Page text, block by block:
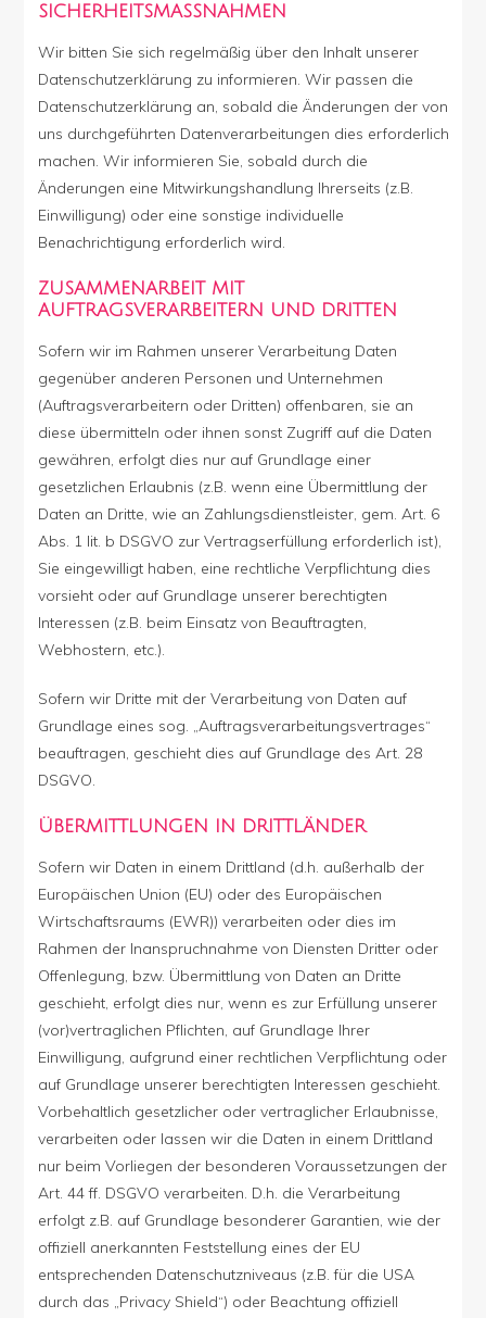
SICHERHEITSMASSNAHMEN
Wir bitten Sie sich regelmäßig über den Inhalt unserer
Datenschutzerklärung zu informieren. Wir passen die
Datenschutzerklärung an, sobald die Änderungen der von
uns durchgeführten Datenverarbeitungen dies erforderlich
machen. Wir informieren Sie, sobald durch die
Änderungen eine Mitwirkungshandlung Ihrerseits (z.B.
Einwilligung) oder eine sonstige individuelle
Benachrichtigung erforderlich wird.
ZUSAMMENARBEIT MIT
AUFTRAGSVERARBEITERN UND DRITTEN
Sofern wir im Rahmen unserer Verarbeitung Daten
gegenüber anderen Personen und Unternehmen
(Auftragsverarbeitern oder Dritten) offenbaren, sie an
diese übermitteln oder ihnen sonst Zugriff auf die Daten
gewähren, erfolgt dies nur auf Grundlage einer
gesetzlichen Erlaubnis (z.B. wenn eine Übermittlung der
Daten an Dritte, wie an Zahlungsdienstleister, gem. Art. 6
Abs. 1 lit. b DSGVO zur Vertragserfüllung erforderlich ist),
Sie eingewilligt haben, eine rechtliche Verpflichtung dies
vorsieht oder auf Grundlage unserer berechtigten
Interessen (z.B. beim Einsatz von Beauftragten,
Webhostern, etc.).
Sofern wir Dritte mit der Verarbeitung von Daten auf
Grundlage eines sog. „Auftragsverarbeitungsvertrages“
beauftragen, geschieht dies auf Grundlage des Art. 28
DSGVO.
ÜBERMITTLUNGEN IN DRITTLÄNDER
Sofern wir Daten in einem Drittland (d.h. außerhalb der
Europäischen Union (EU) oder des Europäischen
Wirtschaftsraums (EWR)) verarbeiten oder dies im
Rahmen der Inanspruchnahme von Diensten Dritter oder
Offenlegung, bzw. Übermittlung von Daten an Dritte
geschieht, erfolgt dies nur, wenn es zur Erfüllung unserer
(vor)vertraglichen Pflichten, auf Grundlage Ihrer
Einwilligung, aufgrund einer rechtlichen Verpflichtung oder
auf Grundlage unserer berechtigten Interessen geschieht.
Vorbehaltlich gesetzlicher oder vertraglicher Erlaubnisse,
verarbeiten oder lassen wir die Daten in einem Drittland
nur beim Vorliegen der besonderen Voraussetzungen der
Art. 44 ff. DSGVO verarbeiten. D.h. die Verarbeitung
erfolgt z.B. auf Grundlage besonderer Garantien, wie der
offiziell anerkannten Feststellung eines der EU
entsprechenden Datenschutzniveaus (z.B. für die USA
durch das „Privacy Shield“) oder Beachtung offiziell